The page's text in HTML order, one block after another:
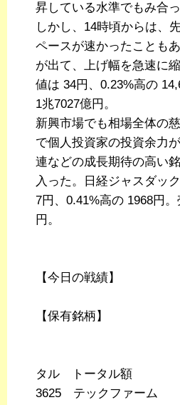
昇している水準でもみ合っ
しかし、14時頃からは、
ペースが速かったことも
が出て、上げ幅を急速に
値は 34円、0.23%高の
1兆7027億円。
新興市場でも相場全体の
で個人投資家の投資余力
連などの成長期待の高い
入った。日経ジャスダッ
7円、0.41%高の 1968円
円。
【今日の戦績】
【保有銘柄】
今日
タル トータル額
3625 テックファー